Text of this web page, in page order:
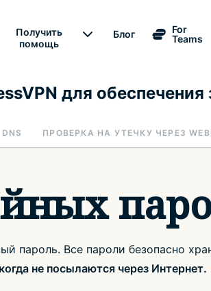
Получить
помощь
Блог
For
Teams
для
ПРОВЕРКА НА УТЕЧКУ ЧЕРЕЗ
пароль. Все пароли безопасно
не посылаются через Интернет.